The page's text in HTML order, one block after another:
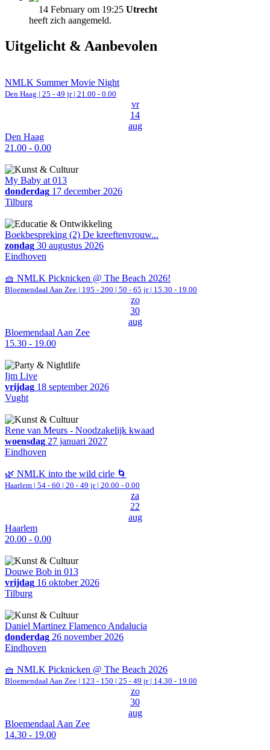
14 February om 19:25 Utrecht
heeft zich aangemeld.
Uitgelicht & Aanbevolen
NMLK Summer Movie Night
Den Haag | 25 - 49 jr | 21.00 - 0.00
vr
14
aug
Den Haag
21.00 - 0.00
My Baby at 013
donderdag 17 december 2026
Tilburg
Boekbespreking (2) De kreeftenvrouw...
zondag 30 augustus 2026
Eindhoven
🧺 NMLK Picknicken @ The Beach 2026!
Bloemendaal Aan Zee | 195 - 200 | 50 - 65 jr | 15.30 - 19.00
zo
30
aug
Bloemendaal Aan Zee
15.30 - 19.00
Ijm Live
vrijdag 18 september 2026
Vught
Rene van Meurs - Noodzakelijk kwaad
woensdag 27 januari 2027
Eindhoven
🌿 NMLK into the wild cirle 🌀
Haarlem | 54 - 60 | 20 - 49 jr | 20.00 - 0.00
za
22
aug
Haarlem
20.00 - 0.00
Douwe Bob in 013
vrijdag 16 oktober 2026
Tilburg
Daniel Martinez Flamenco Andalucia
donderdag 26 november 2026
Eindhoven
🧺 NMLK Picknicken @ The Beach 2026
Bloemendaal Aan Zee | 123 - 150 | 25 - 49 jr | 14.30 - 19.00
zo
30
aug
Bloemendaal Aan Zee
14.30 - 19.00